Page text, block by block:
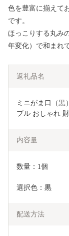
色を豊富に揃えて
です。
ほっこりする丸み
年変化）で和まれ
返礼品名
ミニがま口（黒
プル おしゃれ
内容量
数量：1個
選択色：黒
配送方法